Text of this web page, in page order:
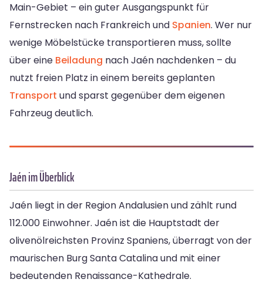
Main-Gebiet – ein guter Ausgangspunkt für
Fernstrecken nach Frankreich und Spanien. Wer nur
wenige Möbelstücke transportieren muss, sollte
über eine Beiladung nach Jaén nachdenken – du
nutzt freien Platz in einem bereits geplanten
Transport und sparst gegenüber dem eigenen
Fahrzeug deutlich.
Jaén im Überblick
Jaén liegt in der Region Andalusien und zählt rund
112.000 Einwohner. Jaén ist die Hauptstadt der
olivenölreichsten Provinz Spaniens, überragt von der
maurischen Burg Santa Catalina und mit einer
bedeutenden Renaissance-Kathedrale.